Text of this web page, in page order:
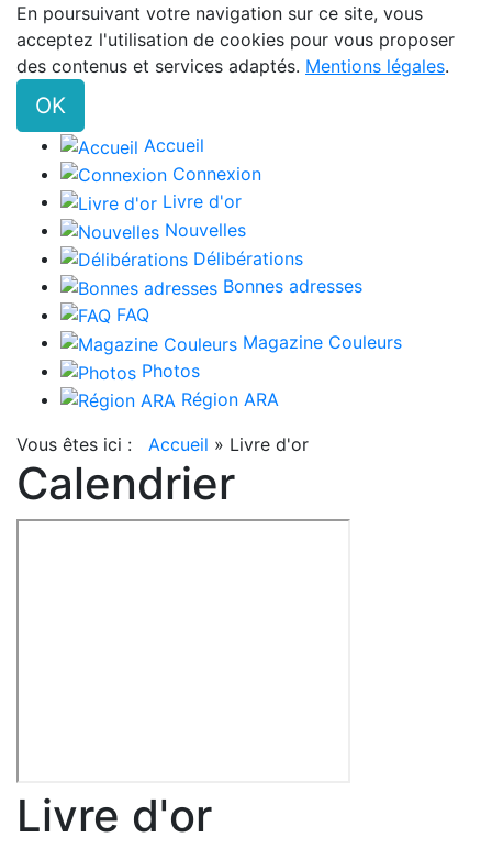
En poursuivant votre navigation sur ce site, vous
acceptez l'utilisation de cookies pour vous proposer
des contenus et services adaptés. Mentions légales.
OK
Accueil
Connexion
Livre d'or
Nouvelles
Délibérations
Bonnes adresses
FAQ
Magazine Couleurs
Photos
Région ARA
Vous êtes ici : Accueil » Livre d'or
Calendrier
Livre d'or